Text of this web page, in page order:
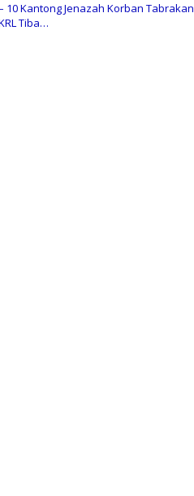
10 Kantong Jenazah Korban Tabrakan
Tiba…